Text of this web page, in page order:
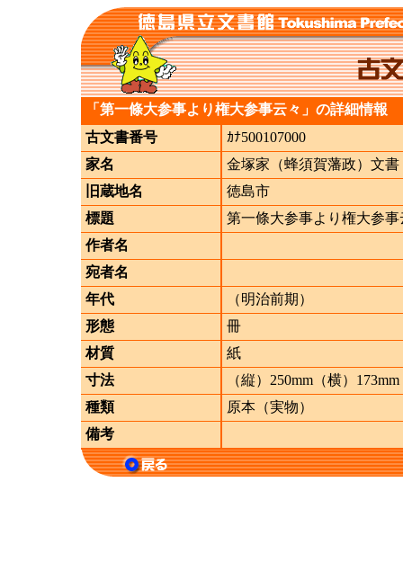
「第一條大参事より権大参事云々」の詳細情報
古文書番号
ｶﾅ500107000
家名
金塚家（蜂須賀藩政）文書
旧蔵地名
徳島市
標題
第一條大参事より権大参事
作者名
宛者名
年代
（明治前期）
形態
冊
材質
紙
寸法
（縦）250mm（横）173mm
種類
原本（実物）
備考